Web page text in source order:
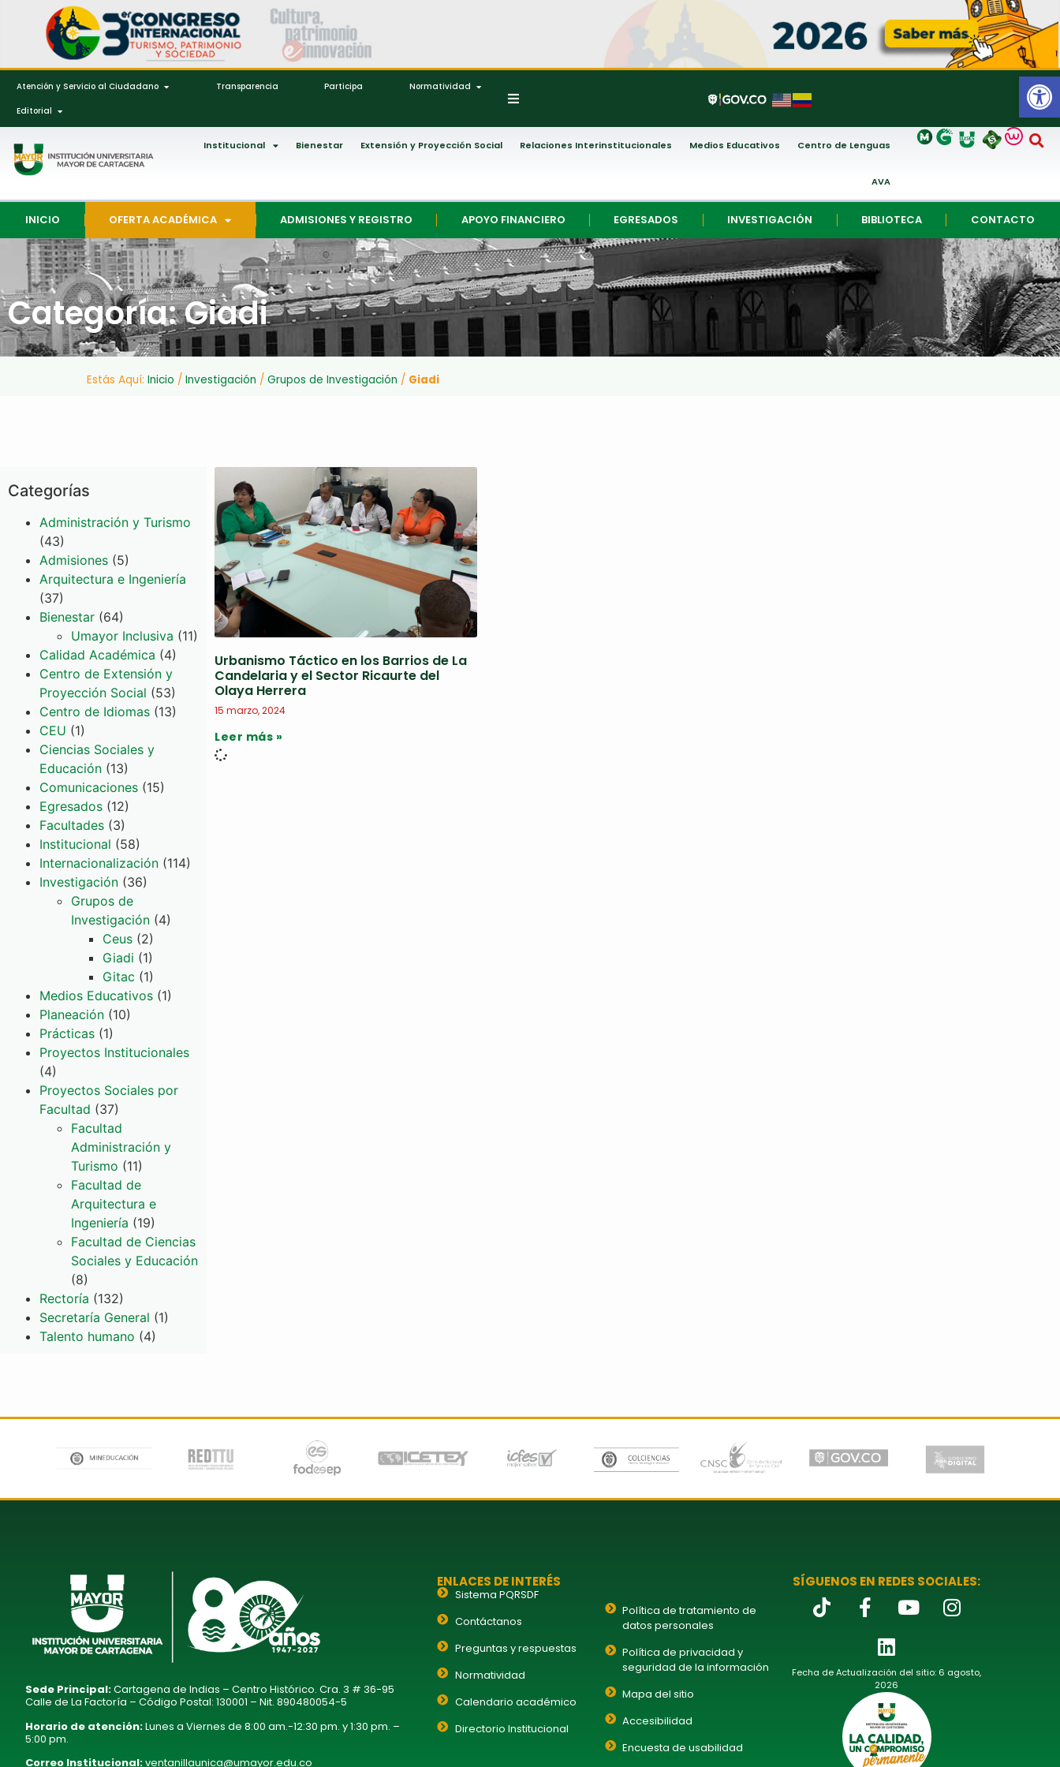
Abrir
Atención y Servicio al Ciudadano Transparencia Participa Normatividad
Editorial
Institucional Bienestar Extensión y Proyección Social Relaciones Interinstitucionales Medios Educativos Centro de Lenguas
AVA
INICIO OFERTA ACADÉMICA ADMISIONES Y REGISTRO APOYO FINANCIERO EGRESADOS INVESTIGACIÓN BIBLIOTECA CONTACTO
Categoría: Giadi
Estás Aquí: Inicio / Investigación / Grupos de Investigación / Giadi
Categorías
Administración y Turismo
(43)
Admisiones (5)
Arquitectura e Ingeniería
(37)
Bienestar (64)
Umayor Inclusiva (11)
Calidad Académica (4)
Centro de Extensión y
Proyección Social (53)
Centro de Idiomas (13)
CEU (1)
Ciencias Sociales y
Educación (13)
Comunicaciones (15)
Egresados (12)
Facultades (3)
Institucional (58)
Internacionalización (114)
Investigación (36)
Grupos de
Investigación (4)
Ceus (2)
Giadi (1)
Gitac (1)
Medios Educativos (1)
Planeación (10)
Prácticas (1)
Proyectos Institucionales
(4)
Proyectos Sociales por
Facultad (37)
Facultad
Administración y
Turismo (11)
Facultad de
Arquitectura e
Ingeniería (19)
Facultad de Ciencias
Sociales y Educación
(8)
Rectoría (132)
Secretaría General (1)
Talento humano (4)
Urbanismo Táctico en los Barrios de La
Candelaria y el Sector Ricaurte del
Olaya Herrera
15 marzo, 2024
Leer más »
Sede Principal:Cartagena de Indias – Centro Histórico. Cra. 3 # 36-95
Calle de La Factoría – Código Postal: 130001 – Nit. 890480054-5
Horario de atención:Lunes a Viernes de 8:00 am.-12:30 pm. y 1:30 pm. –
5:00 pm.
Correo Institucional:ventanillaunica@umayor.edu.co
ENLACES DE INTERÉS
Sistema PQRSDF
Contáctanos
Preguntas y respuestas
Normatividad
Calendario académico
Directorio Institucional
Política de tratamiento de
datos personales
Política de privacidad y
seguridad de la información
Mapa del sitio
Accesibilidad
Encuesta de usabilidad
SÍGUENOS EN REDES SOCIALES:
Fecha de Actualización del sitio: 6 agosto,
2026